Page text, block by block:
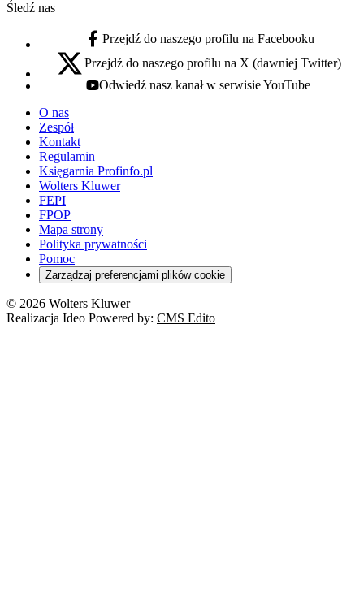
Śledź nas
facebook - otwiera się w nowej karcie
Przejdź do naszego profilu na Facebooku
x - otwiera się w nowej karcie
Przejdź do naszego profilu na X (dawniej Twitter)
youtube - otwiera się w nowej karcie
Odwiedź nasz kanał w serwisie YouTube
O nas
Zespół
Kontakt
Regulamin
Księgarnia Profinfo.pl
Wolters Kluwer
FEPI
FPOP
Mapa strony
Polityka prywatności
Pomoc
Zarządzaj preferencjami plików cookie
© 2026 Wolters Kluwer
Realizacja Ideo Powered by: CMS Edito